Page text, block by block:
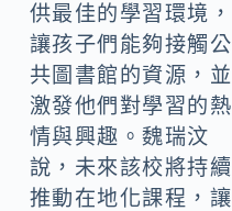
供最佳的學習環境，
讓孩子們能夠接觸公
共圖書館的資源，並
激發他們對學習的熱
情與興趣。魏瑞汶
說，未來該校將持續
推動在地化課程，讓